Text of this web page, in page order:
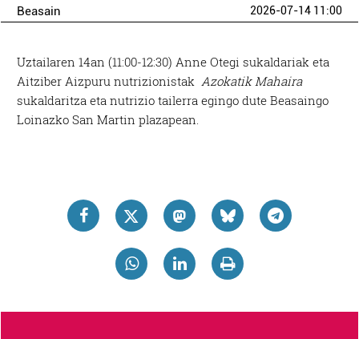
Beasain 2026-07-14 11:00
Uztailaren 14an (11:00-12:30) Anne Otegi sukaldariak eta
Aitziber Aizpuru nutrizionistakAzokatik Mahaira
sukaldaritza eta nutrizio tailerra egingo dute Beasaingo
Loinazko San Martin plazapean.